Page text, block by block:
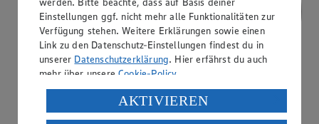
Einstellungen ggf. nicht mehr alle Funktionalitäten zur
Verfügung stehen. Weitere Erklärungen sowie einen
Link zu den Datenschutz-Einstellungen findest du in
unserer Datenschutzerklärung. Hier erfährst du auch
mehr über unsereCookie-Policy.
Verarbeitung deiner personenbezogenen Daten in den
USA durch Facebook und YouTube:
AKTIVIEREN